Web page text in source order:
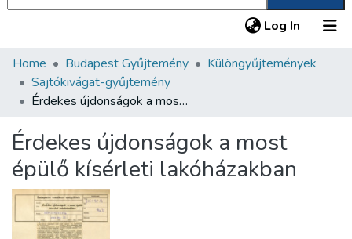
Log In (current)
Communities & Collections
All of DSpace
Statistics
About us
Home Budapest Gyűjtemény
Különgyűjtemények
Sajtókivágat-gyűjtemény
Érdekes újdonságok a most épülő kísérleti lakóházakban
Érdekes újdonságok a most
épülő kísérleti lakóházakban